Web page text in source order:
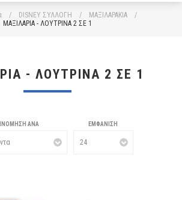
/ DISNEY ΣΥΛΛΟΓΗ / ΜΑΞΙΛΑΡΑΚΙΑ
/
ΜΑΞΙΛΑΡΙΑ - ΛΟΥΤΡΙΝΑ 2 ΣΕ 1
- ΛΟΥΤΡΙΝΑ 2 ΣΕ 1
ΑΝΆ ΕΜΦΆΝΙΣΗ